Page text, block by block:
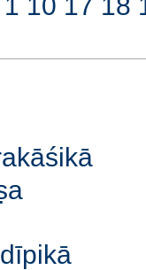
1 10 17 18